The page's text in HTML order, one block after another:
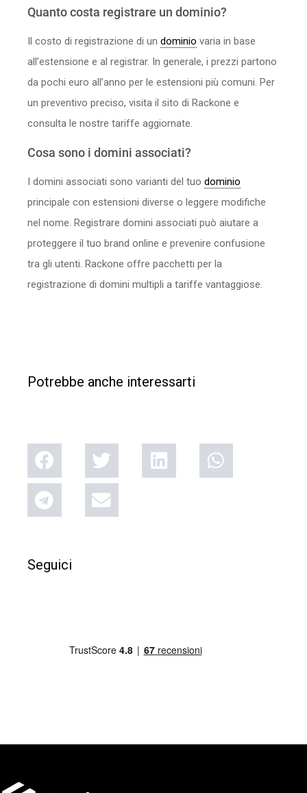
Quanto costa registrare un dominio?
Il costo di registrazione di un dominio varia in base
all’estensione e al registrar. In generale, i prezzi partono
da pochi euro all’anno per le estensioni più comuni. Per
un preventivo preciso, visita il sito di Rackone e
consulta le nostre tariffe aggiornate.
Cosa sono i domini associati?
I domini associati sono varianti del tuo dominio
principale con estensioni diverse o leggere modifiche
nel nome. Registrare domini associati può aiutare a
proteggere il tuo brand online e prevenire confusione
tra gli utenti. Rackone offre pacchetti per la
registrazione di domini multipli a tariffe vantaggiose.
Potrebbe anche interessarti
Seguici